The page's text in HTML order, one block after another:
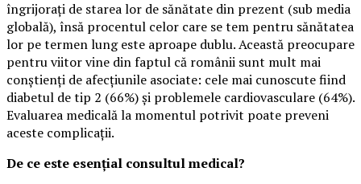
îngrijorați de starea lor de sănătate din prezent (sub media
globală), însă procentul celor care se tem pentru sănătatea
lor pe termen lung este aproape dublu. Această preocupare
pentru viitor vine din faptul că românii sunt mult mai
conștienți de afecțiunile asociate: cele mai cunoscute fiind
diabetul de tip 2 (66%) și problemele cardiovasculare (64%).
Evaluarea medicală la momentul potrivit poate preveni
aceste complicații.
De ce este esențial consultul medical?